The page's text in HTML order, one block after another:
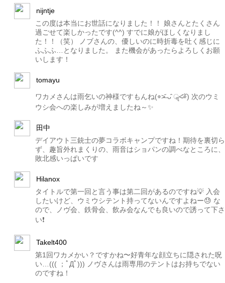
nijntje
この度は本当にお世話になりました！！ 娘さんとたくさん
過ごせて楽しかったです(^^) すでに娘がほしくなりまし
た！！（笑） ノブさんの、優しいのに時折毒を吐く感じに
ふふふ…となりました。 また機会があったらよろしくお願
いします！
tomayu
ワカメさんは雨乞いの神様ですもんね(⌯˃̶᷄ ᴗ̂ ॣ˂̶᷄⌯ั) 次のウミ
ウシ会への楽しみが増えましたね～✨
田中
デイアウト三銃士の夢コラボキャンプですね！期待を裏切ら
ず、趣旨外れまくりの、雨音はショパンの調べなところに、
敗北感いっぱいです
Hilanox
タイトルで第一回と言う事は第二回があるのですね💡 入会
したいけど、ウミウシテント持ってないんですよねー😓 な
ので、ノヴ会、鉄骨会、飲み会なんでも良いので誘って下さ
い❗️
Takelt400
第1回ワカメかい？ですかね〜好青年な顔立ちに隠された呪
い…((( ；ﾟДﾟ))) ノヴさんは雨専用のテントはお持ちでない
のですね！